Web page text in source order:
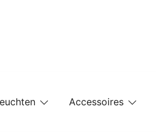
Accessoires